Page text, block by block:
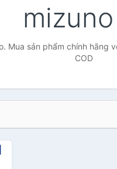
mizuno
Mua sản phẩm chính hãng
COD